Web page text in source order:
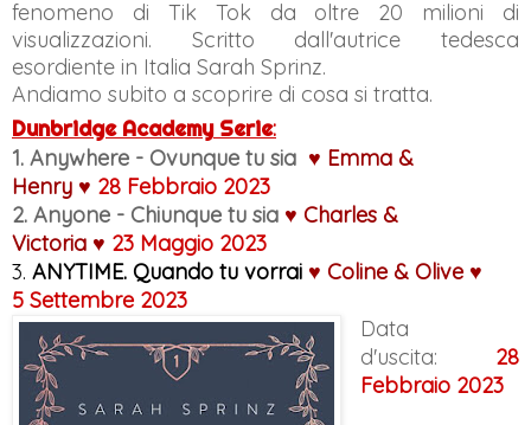
fenomeno di Tik Tok da oltre 20 milioni di
visualizzazioni. Scritto dall'autrice tedesca
esordiente in Italia Sarah Sprinz.
Andiamo subito a scoprire di cosa si tratta.
Dunbridge AcademySerie:
1. Anywhere - Ovunque tu sia ♥ Emma &
Henry ♥ 28 Febbraio 2023
2. Anyone - Chiunque tu sia ♥ Charles &
Victoria ♥ 23 Maggio 2023
3. ANYTIME. Quando tu vorrai ♥ Coline & Olive ♥
5 Settembre 2023
Data
d'uscita: 28
Febbraio2023